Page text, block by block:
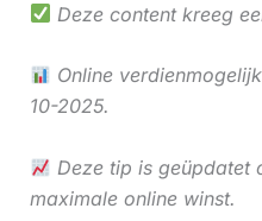
Deze content kreeg
Online
10-2025.
Deze tip is geüpdatet
maximale online winst.